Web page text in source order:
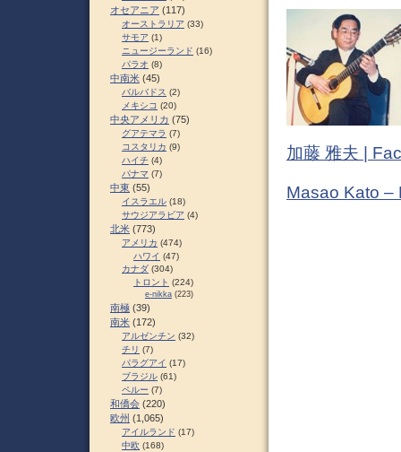
加藤 雅夫 |
Masao Kato –
オセアニア (117)
オーストラリア (33)
サモア (1)
ニュージーランド (16)
パラオ (8)
中南米 (45)
バルバドス (2)
メキシコ (20)
中央アメリカ (75)
グアテマラ (7)
コスタリカ (9)
ハイチ (4)
パナマ (7)
中東 (55)
イスラエル (18)
サウジアラビア (4)
北米 (773)
アメリカ (474)
ハワイ (47)
カナダ (304)
トロント (224)
e-nikka (223)
南極 (39)
南米 (172)
アルゼンチン (32)
チリ (7)
パラグアイ (17)
ブラジル (61)
ペルー (7)
和僑会 (220)
欧州 (1,065)
アイルランド (17)
中欧 (168)